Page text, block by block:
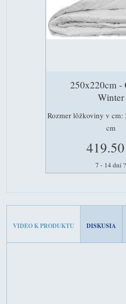
250x220cm -
Winter
Rozmer lôžkoviny v cm:
cm
7 - 14 dní ?
VIDEO K PRODUKTU DISKUSIA